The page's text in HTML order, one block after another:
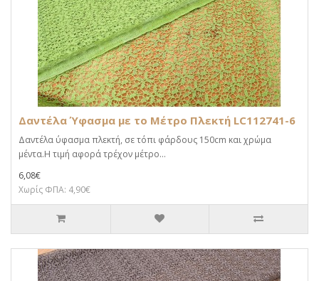
Δαντέλα Ύφασμα με το Μέτρο Πλεκτή LC112741-6
Δαντέλα ύφασμα πλεκτή, σε τόπι φάρδους 150cm και χρώμα
μέντα.Η τιμή αφορά τρέχον μέτρο...
6,08€
Χωρίς ΦΠΑ: 4,90€